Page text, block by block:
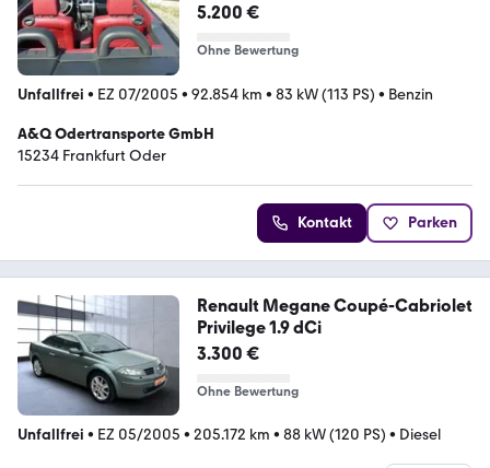
5.200 €
Ohne Bewertung
Unfallfrei • EZ 07/2005 • 92.854 km • 83 kW (113 PS) • Benzin
A&Q Odertransporte GmbH
15234 Frankfurt Oder
Kontakt Parken
Renault Megane Coupé-Cabriolet
Privilege 1.9 dCi
3.300 €
Ohne Bewertung
Unfallfrei • EZ 05/2005 • 205.172 km • 88 kW (120 PS) • Diesel